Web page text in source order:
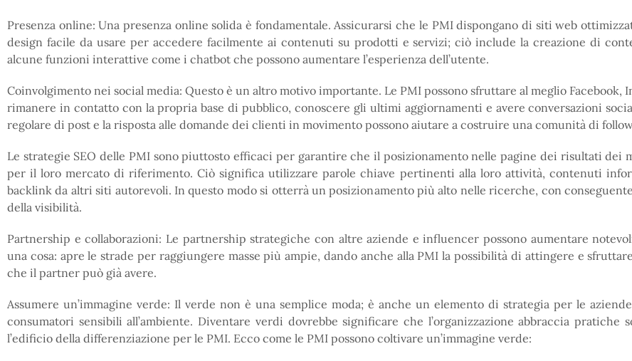
Presenza online: Una presenza online solida è fondamentale. Assicurarsi che le PMI dispongano di siti web
design facile da usare per accedere facilmente ai contenuti su prodotti e servizi; ciò include la creazione di
alcune funzioni interattive come i chatbot che possono aumentare l’esperienza dell’utente.
Coinvolgimento nei social media: Questo è un altro motivo importante. Le PMI possono sfruttare al meglio
rimanere in contatto con la propria base di pubblico, conoscere gli ultimi aggiornamenti e avere conversazioni
regolare di post e la risposta alle domande dei clienti in movimento possono aiutare a costruire una comunità di
Le strategie SEO delle PMI sono piuttosto efficaci per garantire che il posizionamento nelle pagine dei risultati
per il loro mercato di riferimento. Ciò significa utilizzare parole chiave pertinenti alla loro attività, contenuti
backlink da altri siti autorevoli. In questo modo si otterrà un posizionamento più alto nelle ricerche, con
della visibilità.
Partnership e collaborazioni: Le partnership strategiche con altre aziende e influencer possono aumentare
una cosa: apre le strade per raggiungere masse più ampie, dando anche alla PMI la possibilità di attingere e
che il partner può già avere.
Assumere un’immagine verde: Il verde non è una semplice moda; è anche un elemento di strategia per le
consumatori sensibili all’ambiente. Diventare verdi dovrebbe significare che l’organizzazione abbraccia pratiche
l’edificio della differenziazione per le PMI. Ecco come le PMI possono coltivare un’immagine verde: